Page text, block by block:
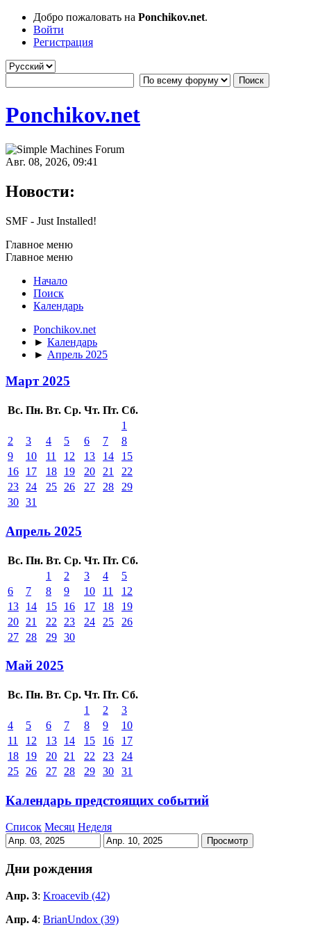
Добро пожаловать на Ponchikov.net.
Войти
Регистрация
Ponchikov.net
Авг. 08, 2026, 09:41
Новости:
SMF - Just Installed!
Главное меню
Главное меню
Начало
Поиск
Календарь
Ponchikov.net
► Календарь
► Апрель 2025
Март 2025
Вс. Пн. Вт. Ср. Чт. Пт. Сб.
1
2
3 4 5 6 7
8
9
10 11 12 13 14
15
16
17 18 19 20 21
22
23
24 25 26 27 28
29
30 31
Апрель 2025
Вс. Пн. Вт. Ср. Чт. Пт. Сб.
1
2 3 4
5
6
7 8 9 10 11
12
13
14 15 16 17 18
19
20
21 22 23 24 25
26
27
28 29 30
Май 2025
Вс. Пн. Вт. Ср. Чт. Пт. Сб.
1
2
3
4
5 6 7 8 9
10
11
12 13 14 15 16
17
18
19 20 21 22 23
24
25
26 27 28 29 30 31
Календарь предстоящих событий
Список Месяц Неделя
Дни рождения
Апр. 3: Kroacevib (42)
Апр. 4: BrianUndox (39)